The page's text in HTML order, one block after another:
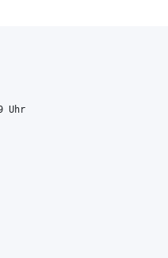
Uhr